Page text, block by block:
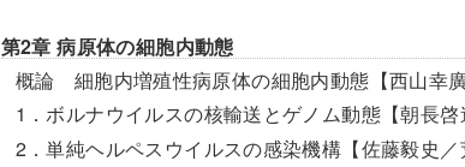
第2章 病原体の細胞内動態
概論 細胞内増殖性病原体の細胞内動態【西山幸廣
1．ボルナウイルスの核輸送とゲノム動態【朝長啓
2．単純ヘルペスウイルスの感染機構【佐藤毅史